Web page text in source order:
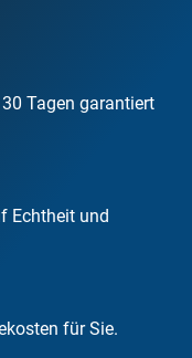
Tagen garantiert
Echtheit und
für Sie.